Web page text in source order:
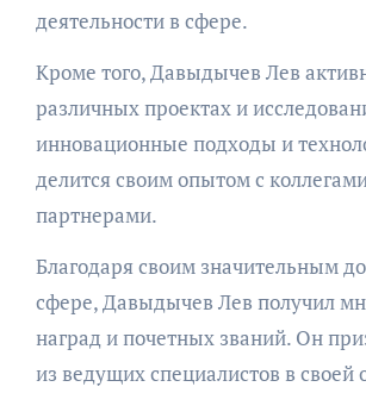
деятельности в сфере.
Кроме того, Давыдычев Лев
различных проектах и
инновационные подходы и
делится своим опытом с
партнерами.
Благодаря своим значительным
сфере, Давыдычев Лев получил
наград и почетных званий. Он
из ведущих специалистов в своей